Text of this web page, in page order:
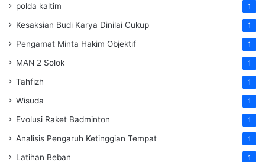
polda kaltim 1
Kesaksian Budi Karya Dinilai Cukup 1
Pengamat Minta Hakim Objektif 1
MAN 2 Solok 1
Tahfizh 1
Wisuda 1
Evolusi Raket Badminton 1
Analisis Pengaruh Ketinggian Tempat 1
Latihan Beban 1